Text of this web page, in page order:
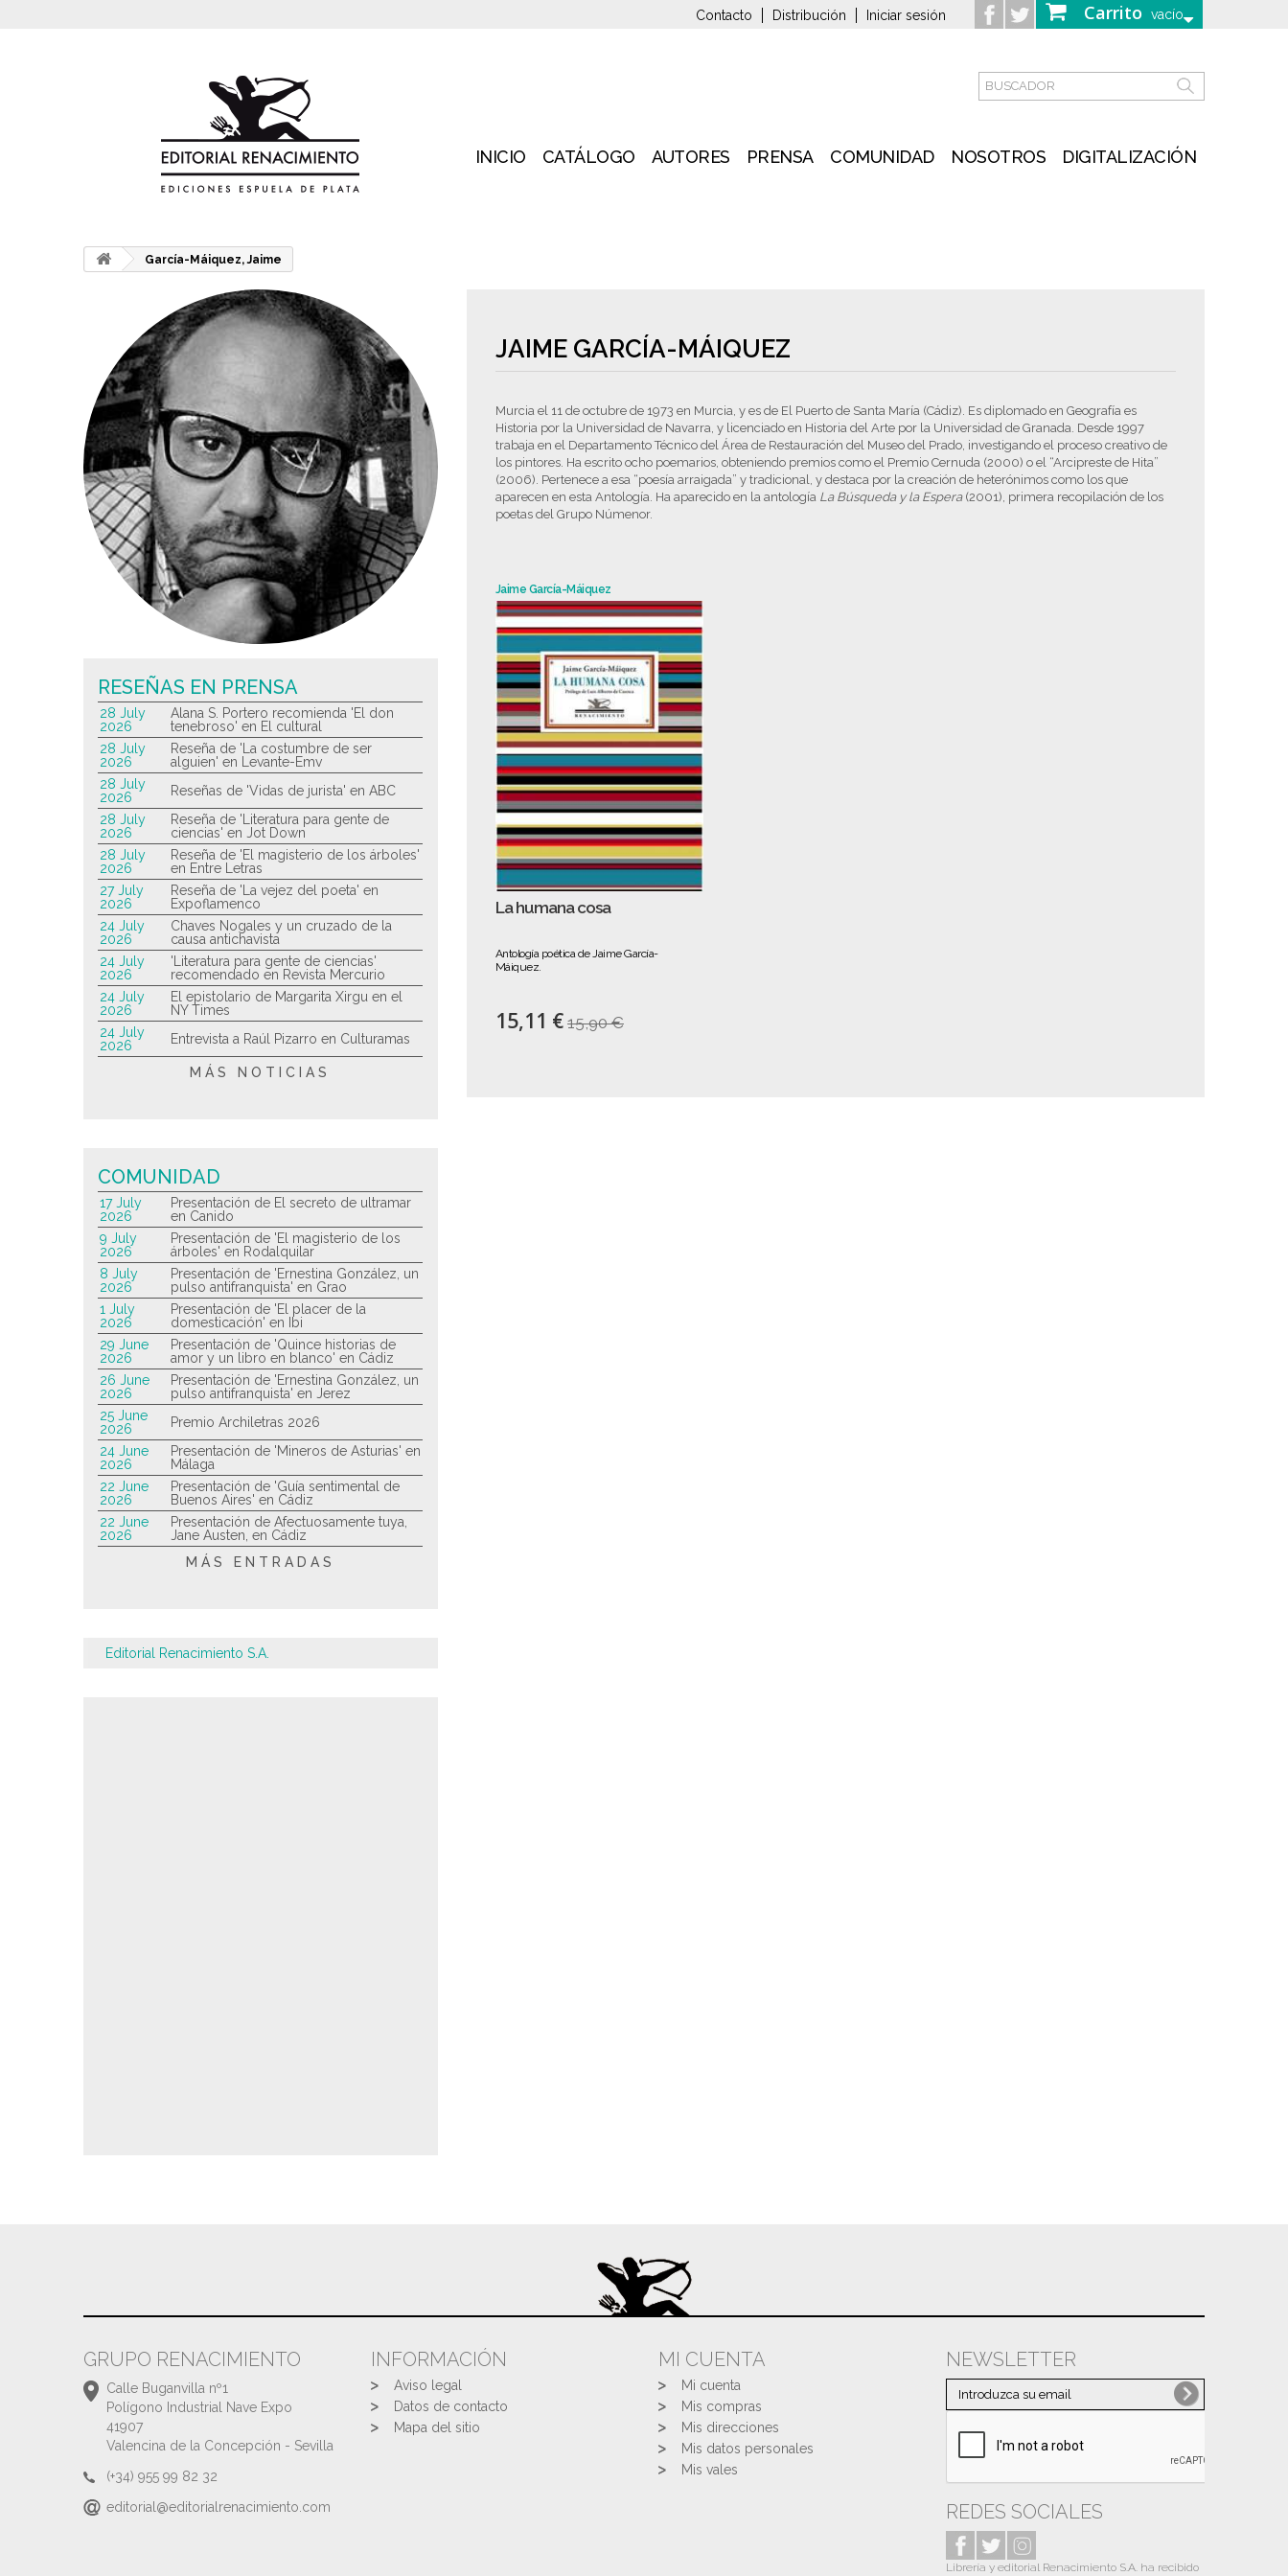
Carrito vacío
Contacto Distribución Iniciar sesión
INICIO CATÁLOGO AUTORES PRENSA COMUNIDAD NOSOTROS DIGITALIZACIÓN
García-Máiquez, Jaime
JAIME GARCÍA-MÁIQUEZ
Murcia el 11 de octubre de 1973 en Murcia, y es de El Puerto de Santa María (Cádiz). Es diplomado en Geografía es
Historia por la Universidad de Navarra, y licenciado en Historia del Arte por la Universidad de Granada. Desde 1997
trabaja en el Departamento Técnico del Área de Restauración del Museo del Prado, investigando el proceso creativo de
los pintores. Ha escrito ocho poemarios, obteniendo premios como el Premio Cernuda (2000) o el “Arcipreste de Hita”
(2006). Pertenece a esa “poesía arraigada” y tradicional, y destaca por la creación de heterónimos como los que
aparecen en esta Antología. Ha aparecido en la antología La Búsqueda y la Espera(2001), primera recopilación de los
poetas del Grupo Númenor.
Jaime García-Máiquez
La humana cosa
Antología poética de Jaime García-
Máiquez.
15,11 € 15,90 €
RESEÑAS EN PRENSA
28 July
2026
Alana S. Portero recomienda 'El don
tenebroso' en El cultural
28 July
2026
Reseña de 'La costumbre de ser
alguien' en Levante-Emv
28 July
2026
Reseñas de 'Vidas de jurista' en ABC
28 July
2026
Reseña de 'Literatura para gente de
ciencias' en Jot Down
28 July
2026
Reseña de 'El magisterio de los árboles'
en Entre Letras
27 July
2026
Reseña de 'La vejez del poeta' en
Expoflamenco
24 July
2026
Chaves Nogales y un cruzado de la
causa antichavista
24 July
2026
'Literatura para gente de ciencias'
recomendado en Revista Mercurio
24 July
2026
El epistolario de Margarita Xirgu en el
NY Times
24 July
2026
Entrevista a Raúl Pizarro en Culturamas
MÁS NOTICIAS
COMUNIDAD
17 July
2026
Presentación de El secreto de ultramar
en Canido
9 July
2026
Presentación de 'El magisterio de los
árboles' en Rodalquilar
8 July
2026
Presentación de 'Ernestina González, un
pulso antifranquista' en Grao
1 July
2026
Presentación de 'El placer de la
domesticación' en Ibi
29 June
2026
Presentación de 'Quince historias de
amor y un libro en blanco' en Cádiz
26 June
2026
Presentación de 'Ernestina González, un
pulso antifranquista' en Jerez
25 June
2026
Premio Archiletras 2026
24 June
2026
Presentación de 'Mineros de Asturias' en
Málaga
22 June
2026
Presentación de 'Guía sentimental de
Buenos Aires' en Cádiz
22 June
2026
Presentación de Afectuosamente tuya,
Jane Austen, en Cádiz
MÁS ENTRADAS
Editorial Renacimiento S.A.
GRUPO RENACIMIENTO
Calle Buganvilla nº1
Polígono Industrial Nave Expo
41907
Valencina de la Concepción - Sevilla
(+34) 955 99 82 32
editorial@editorialrenacimiento.com
INFORMACIÓN
Aviso legal
Datos de contacto
Mapa del sitio
MI CUENTA
Mi cuenta
Mis compras
Mis direcciones
Mis datos personales
Mis vales
NEWSLETTER
REDES SOCIALES
Librería y editorial Renacimiento S.A. ha recibido